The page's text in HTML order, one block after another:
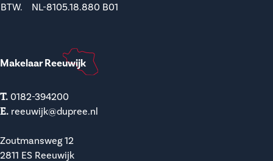
BTW.
NL-8105.18.880 B01
Makelaar Reeuwijk
T. 0182-394200
E. reeuwijk@dupree.nl
Zoutmansweg 12
2811 ES Reeuwijk